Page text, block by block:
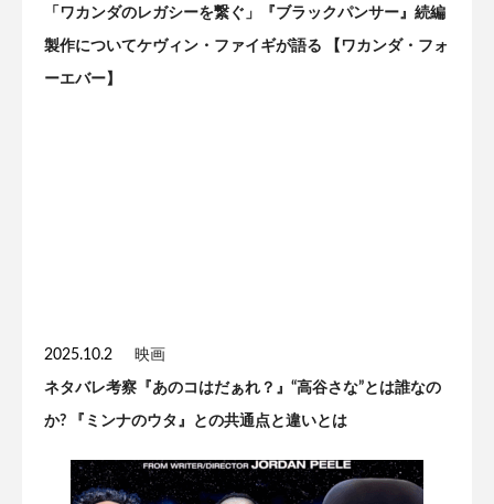
「ワカンダのレガシーを繋ぐ」『ブラックパンサー』続編
製作についてケヴィン・ファイギが語る 【ワカンダ・フォ
ーエバー】
2025.10.2 映画
ネタバレ考察『あのコはだぁれ？』“高谷さな”とは誰なの
か? 『ミンナのウタ』との共通点と違いとは